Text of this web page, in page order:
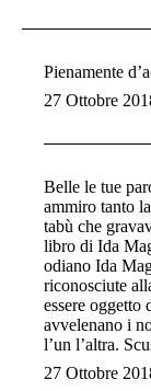
Pienamente
27 Ottobre
Belle le tue
ammiro tanto
tabù che
libro di Ida
odiano Ida
riconosciute
essere
avvelenano i
l’un l’altra.
27 Ottobre